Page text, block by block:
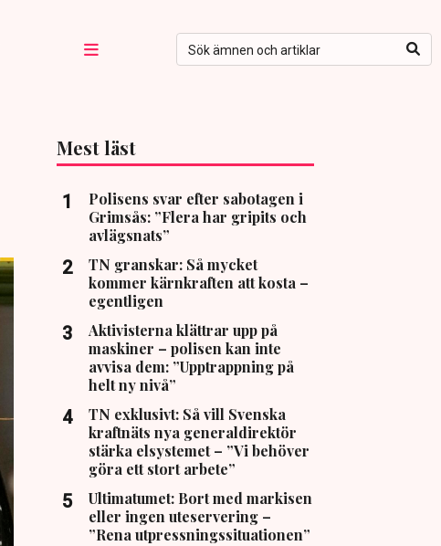
Mest läst
Polisens svar efter sabotagen i
Grimsås: ”Flera har gripits och
avlägsnats”
TN granskar: Så mycket
kommer kärnkraften att kosta –
egentligen
Aktivisterna klättrar upp på
maskiner – polisen kan inte
avvisa dem: ”Upptrappning på
helt ny nivå”
TN exklusivt: Så vill Svenska
kraftnäts nya generaldirektör
stärka elsystemet – ”Vi behöver
göra ett stort arbete”
Ultimatumet: Bort med markisen
eller ingen uteservering –
”Rena utpressningssituationen”